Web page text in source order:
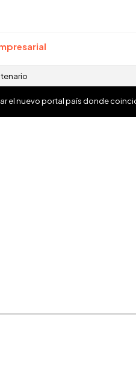
el nuevo portal país donde